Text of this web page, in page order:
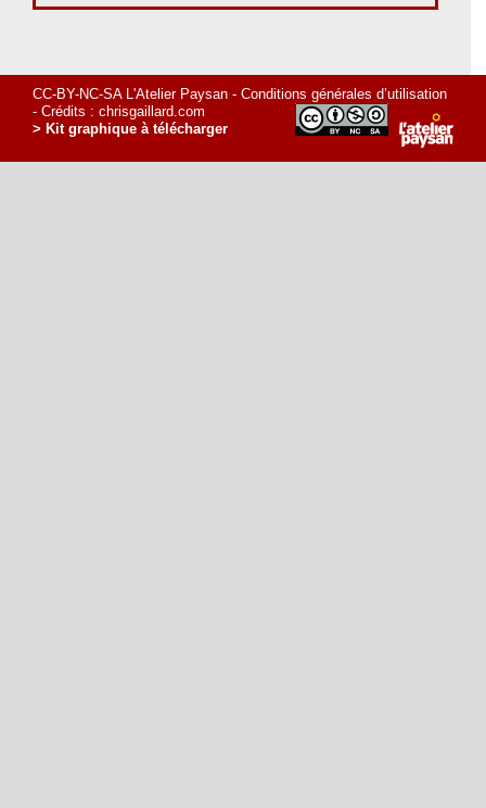
CC-BY-NC-SA L'Atelier Paysan - Conditions générales d’utilisation
- Crédits : chrisgaillard.com
> Kit graphique à télécharger